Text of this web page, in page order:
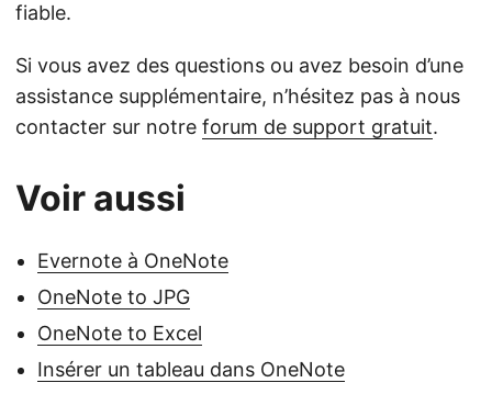
fiable.
Si vous avez des questions ou avez besoin d’une
assistance supplémentaire, n’hésitez pas à nous
contacter sur notre forum de support gratuit.
Voir aussi
Evernote à OneNote
OneNote to JPG
OneNote to Excel
Insérer un tableau dans OneNote